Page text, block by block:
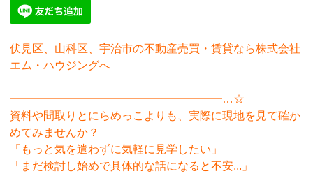
伏見区、山科区、宇治市の不動産売買・賃貸なら株式会社
エム・ハウジングへ
━━━━━━━━━━━━━━━━━━━…☆
資料や間取りとにらめっこよりも、実際に現地を見て確か
めてみませんか？
「もっと気を遣わずに気軽に見学したい」
「まだ検討し始めで具体的な話になると不安...」